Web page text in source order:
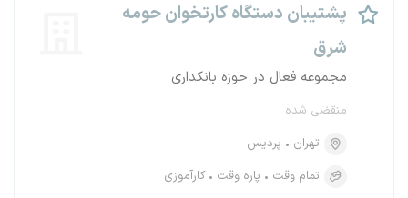
پشتیبان دستگاه کارتخوان حومه
شرق
مجموعه فعال در حوزه بانکداری
منقضی شده
تهران
پردیس
تمام وقت
پاره وقت کارآموزی